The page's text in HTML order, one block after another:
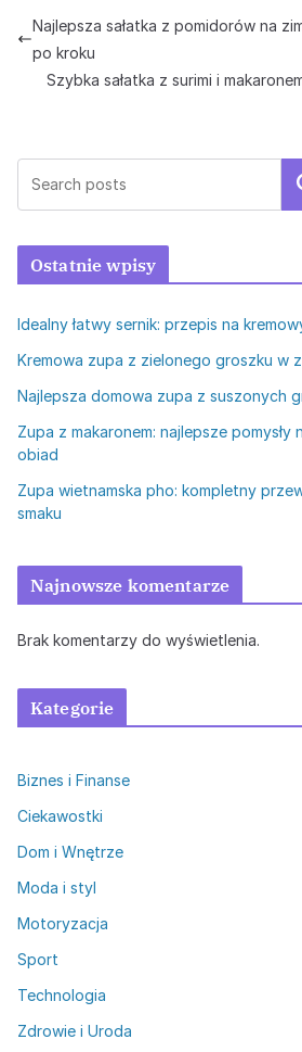
Najlepsza sałatka z pomidorów na
po kroku
Szybka sałatka z surimi i
Ostatnie wpisy
Idealny łatwy sernik: przepis na
Kremowa zupa z zielonego groszku w
Najlepsza domowa zupa z suszonych
Zupa z makaronem: najlepsze
obiad
Zupa wietnamska pho: kompletny
smaku
Najnowsze komentarze
Brak komentarzy do wyświetlenia.
Kategorie
Biznes i Finanse
Ciekawostki
Dom i Wnętrze
Moda i styl
Motoryzacja
Sport
Technologia
Zdrowie i Uroda